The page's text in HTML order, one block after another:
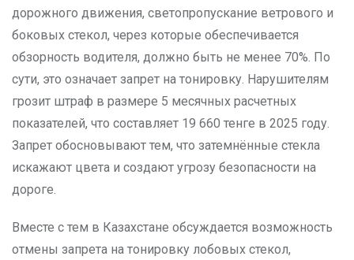
дорожного движения, светопропускание ветрового и
боковых стекол, через которые обеспечивается
обзорность водителя, должно быть не менее 70%. По
сути, это означает запрет на тонировку. Нарушителям
грозит штраф в размере 5 месячных расчетных
показателей, что составляет 19 660 тенге в 2025 году.
Запрет обосновывают тем, что затемнённые стекла
искажают цвета и создают угрозу безопасности на
дороге.
Вместе с тем в Казахстане обсуждается возможность
отмены запрета на тонировку лобовых стекол,